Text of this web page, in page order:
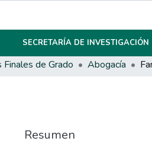
SECRETARÍA DE INVESTIGACIÓN
Finales de Grado Abogacía
Resumen